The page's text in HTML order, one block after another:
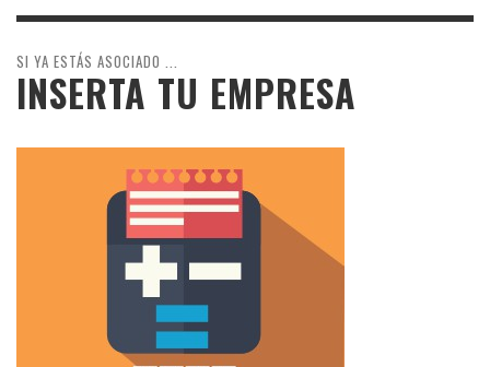
SI YA ESTÁS ASOCIADO ...
INSERTA TU EMPRESA